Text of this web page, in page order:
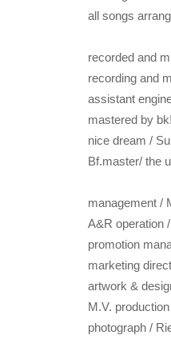
all songs
recorded and
recording and
assistant
mastered by
nice dream /
Bf.master/ the
management /
A&R operation
promotion
marketing
artwork &
M.V.
photograph /